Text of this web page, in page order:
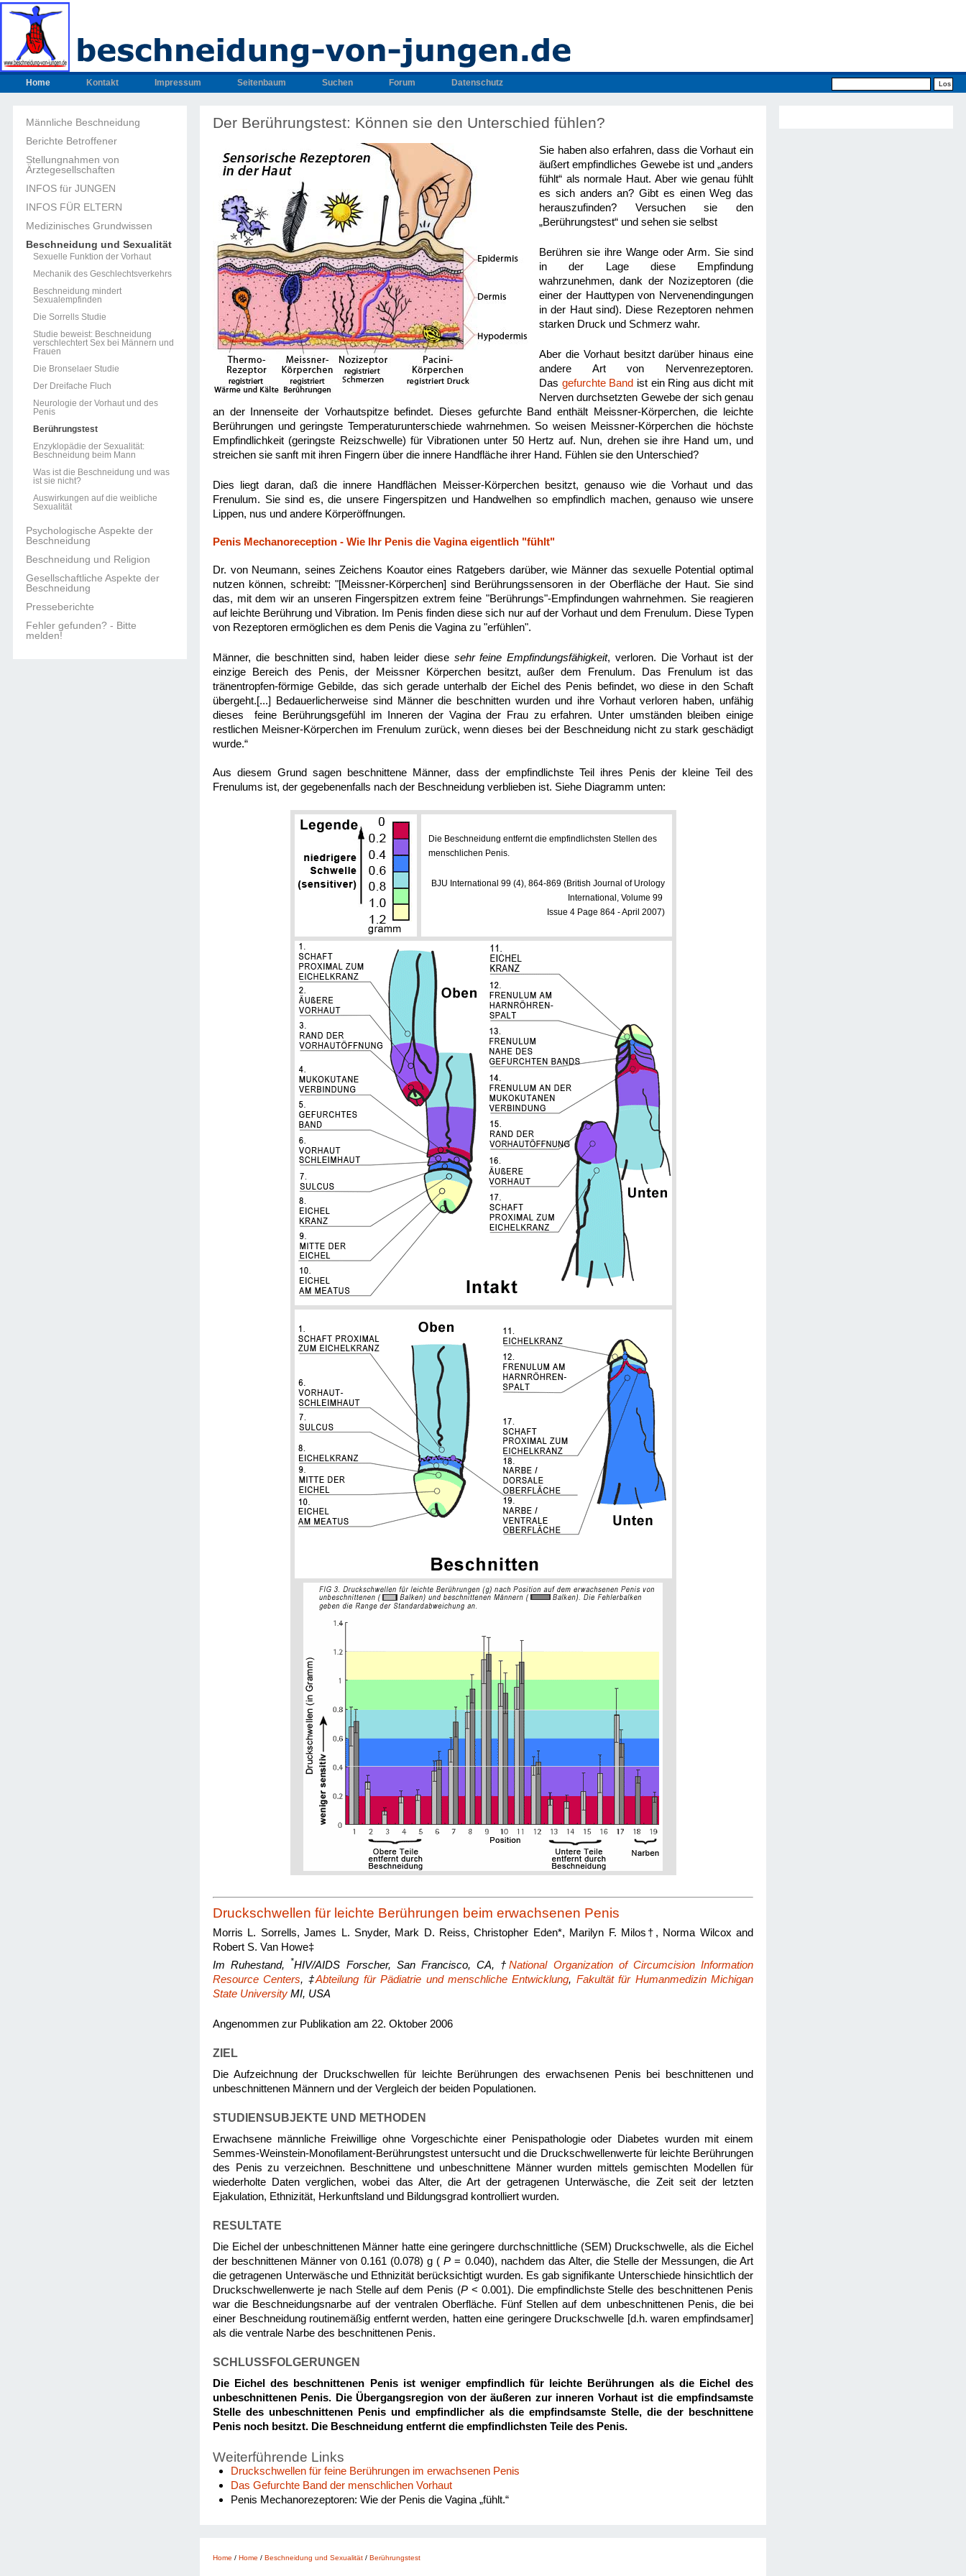
Home Kontakt Impressum Seitenbaum Suchen Forum Datenschutz
Männliche Beschneidung
Berichte Betroffener
Stellungnahmen von
Ärztegesellschaften
INFOS für JUNGEN
INFOS FÜR ELTERN
Medizinisches Grundwissen
Beschneidung und Sexualität
Sexuelle Funktion der Vorhaut
Mechanik des Geschlechtsverkehrs
Beschneidung mindert
Sexualempfinden
Die Sorrells Studie
Studie beweist: Beschneidung
verschlechtert Sex bei Männern und
Frauen
Die Bronselaer Studie
Der Dreifache Fluch
Neurologie der Vorhaut und des
Penis
Berührungstest
Enzyklopädie der Sexualität:
Beschneidung beim Mann
Was ist die Beschneidung und was
ist sie nicht?
Auswirkungen auf die weibliche
Sexualität
Psychologische Aspekte der
Beschneidung
Beschneidung und Religion
Gesellschaftliche Aspekte der
Beschneidung
Presseberichte
Fehler gefunden? - Bitte
melden!
Der Berührungstest: Können sie den Unterschied fühlen?
Sie haben also erfahren, dass die Vorhaut ein
äußert empfindliches Gewebe ist und „anders
fühlt“ als normale Haut. Aber wie genau fühlt
es sich anders an? Gibt es einen Weg das
herauszufinden? Versuchen sie den
„Berührungstest“ und sehen sie selbst
Berühren sie ihre Wange oder Arm. Sie sind
in der Lage diese Empfindung
wahrzunehmen, dank der Nozizeptoren (die
einer der Hauttypen von Nervenendingungen
in der Haut sind). Diese Rezeptoren nehmen
starken Druck und Schmerz wahr.
Aber die Vorhaut besitzt darüber hinaus eine
andere Art von Nervenrezeptoren.
Das gefurchte Band ist ein Ring aus dicht mit
Nerven durchsetzten Gewebe der sich genau
an der Innenseite der Vorhautspitze befindet. Dieses gefurchte Band enthält Meissner-Körperchen, die leichte
Berührungen und geringste Temperaturunterschiede wahrnehmen. So weisen Meissner-Körperchen die höchste
Empfindlichkeit (geringste Reizschwelle) für Vibrationen unter 50 Hertz auf. Nun, drehen sie ihre Hand um, und
streichen sie sanft mit ihren Fingern über die innere Handfläche ihrer Hand. Fühlen sie den Unterschied?
Dies liegt daran, daß die innere Handflächen Meisser-Körperchen besitzt, genauso wie die Vorhaut und das
Frenulum. Sie sind es, die unsere Fingerspitzen und Handwelhen so empfindlich machen, genauso wie unsere
Lippen, nus und andere Körperöffnungen.
Penis Mechanoreception - Wie Ihr Penis die Vagina eigentlich "fühlt"
Dr. von Neumann, seines Zeichens Koautor eines Ratgebers darüber, wie Männer das sexuelle Potential optimal
nutzen können, schreibt: "[Meissner-Körperchen] sind Berührungssensoren in der Oberfläche der Haut. Sie sind
das, mit dem wir an unseren Fingerspitzen extrem feine "Berührungs"-Empfindungen wahrnehmen. Sie reagieren
auf leichte Berührung und Vibration. Im Penis finden diese sich nur auf der Vorhaut und dem Frenulum. Diese Typen
von Rezeptoren ermöglichen es dem Penis die Vagina zu "erfühlen".
Männer, die beschnitten sind, haben leider diese sehr feine Empfindungsfähigkeit, verloren. Die Vorhaut ist der
einzige Bereich des Penis, der Meissner Körperchen besitzt, außer dem Frenulum. Das Frenulum ist das
tränentropfen-förmige Gebilde, das sich gerade unterhalb der Eichel des Penis befindet, wo diese in den Schaft
übergeht.[...] Bedauerlicherweise sind Männer die beschnitten wurden und ihre Vorhaut verloren haben, unfähig
dieses feine Berührungsgefühl im Inneren der Vagina der Frau zu erfahren. Unter umständen bleiben einige
restlichen Meisner-Körperchen im Frenulum zurück, wenn dieses bei der Beschneidung nicht zu stark geschädigt
wurde.“
Aus diesem Grund sagen beschnittene Männer, dass der empfindlichste Teil ihres Penis der kleine Teil des
Frenulums ist, der gegebenenfalls nach der Beschneidung verblieben ist. Siehe Diagramm unten:
Die Beschneidung entfernt die empfindlichsten Stellen des
menschlichen Penis.
BJU International 99 (4), 864-869 (British Journal of Urology
International, Volume 99
Issue 4 Page 864 - April 2007)
Druckschwellen für leichte Berührungen beim erwachsenen Penis
Morris L. Sorrells, James L. Snyder, Mark D. Reiss, Christopher Eden*, Marilyn F. Milos†, Norma Wilcox and
Robert S. Van Howe‡
Im Ruhestand, *HIV/AIDS Forscher, San Francisco, CA, †National Organization of Circumcision Information
Resource Centers, ‡Abteilung für Pädiatrie und menschliche Entwicklung, Fakultät für HumanmedizinMichigan
State University MI, USA
Angenommen zur Publikation am 22. Oktober 2006
ZIEL
Die Aufzeichnung der Druckschwellen für leichte Berührungen des erwachsenen Penis bei beschnittenen und
unbeschnittenen Männern und der Vergleich der beiden Populationen.
STUDIENSUBJEKTE UND METHODEN
Erwachsene männliche Freiwillige ohne Vorgeschichte einer Penispathologie oder Diabetes wurden mit einem
Semmes-Weinstein-Monofilament-Berührungstest untersucht und die Druckschwellenwerte für leichte Berührungen
des Penis zu verzeichnen. Beschnittene und unbeschnittene Männer wurden mittels gemischten Modellen für
wiederholte Daten verglichen, wobei das Alter, die Art der getragenen Unterwäsche, die Zeit seit der letzten
Ejakulation, Ethnizität, Herkunftsland und Bildungsgrad kontrolliert wurden.
RESULTATE
Die Eichel der unbeschnittenen Männer hatte eine geringere durchschnittliche (SEM) Druckschwelle, als die Eichel
der beschnittenen Männer von 0.161 (0.078) g (P = 0.040), nachdem das Alter, die Stelle der Messungen, die Art
die getragenen Unterwäsche und Ethnizität berücksichtigt wurden. Es gab signifikante Unterschiede hinsichtlich der
Druckschwellenwerte je nach Stelle auf dem Penis (P < 0.001). Die empfindlichste Stelle des beschnittenen Penis
war die Beschneidungsnarbe auf der ventralen Oberfläche. Fünf Stellen auf dem unbeschnittenen Penis, die bei
einer Beschneidung routinemäßig entfernt werden, hatten eine geringere Druckschwelle [d.h. waren empfindsamer]
als die ventrale Narbe des beschnittenen Penis.
SCHLUSSFOLGERUNGEN
Die Eichel des beschnittenen Penis ist weniger empfindlich für leichte Berührungen als die Eichel des
unbeschnittenen Penis. Die Übergangsregion von der äußeren zur inneren Vorhaut ist die empfindsamste
Stelle des unbeschnittenen Penis und empfindlicher als die empfindsamste Stelle, die der beschnittene
Penis noch besitzt. Die Beschneidung entfernt die empfindlichsten Teile des Penis.
Weiterführende Links
Druckschwellen für feine Berührungen im erwachsenen Penis
Das Gefurchte Band der menschlichen Vorhaut
Penis Mechanorezeptoren: Wie der Penis die Vagina „fühlt.“
Home / Home / Beschneidung und Sexualität / Berührungstest